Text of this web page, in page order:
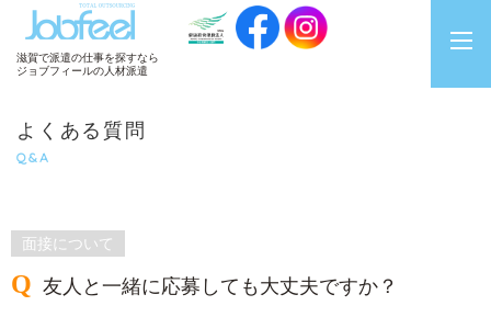
JobFeel
滋賀で派遣の仕事を探すなら
ジョブフィールの人材派遣
よくある質問
Q&A
面接について
友人と一緒に応募しても大丈夫ですか？